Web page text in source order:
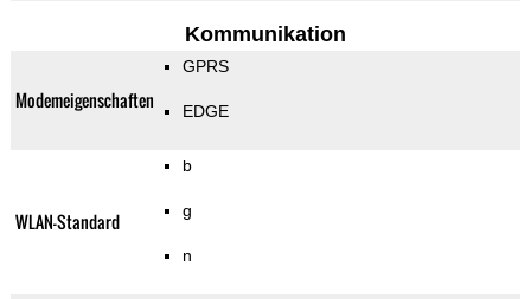
Kommunikation
Modemeigenschaften
GPRS
EDGE
WLAN-Standard
b
g
n